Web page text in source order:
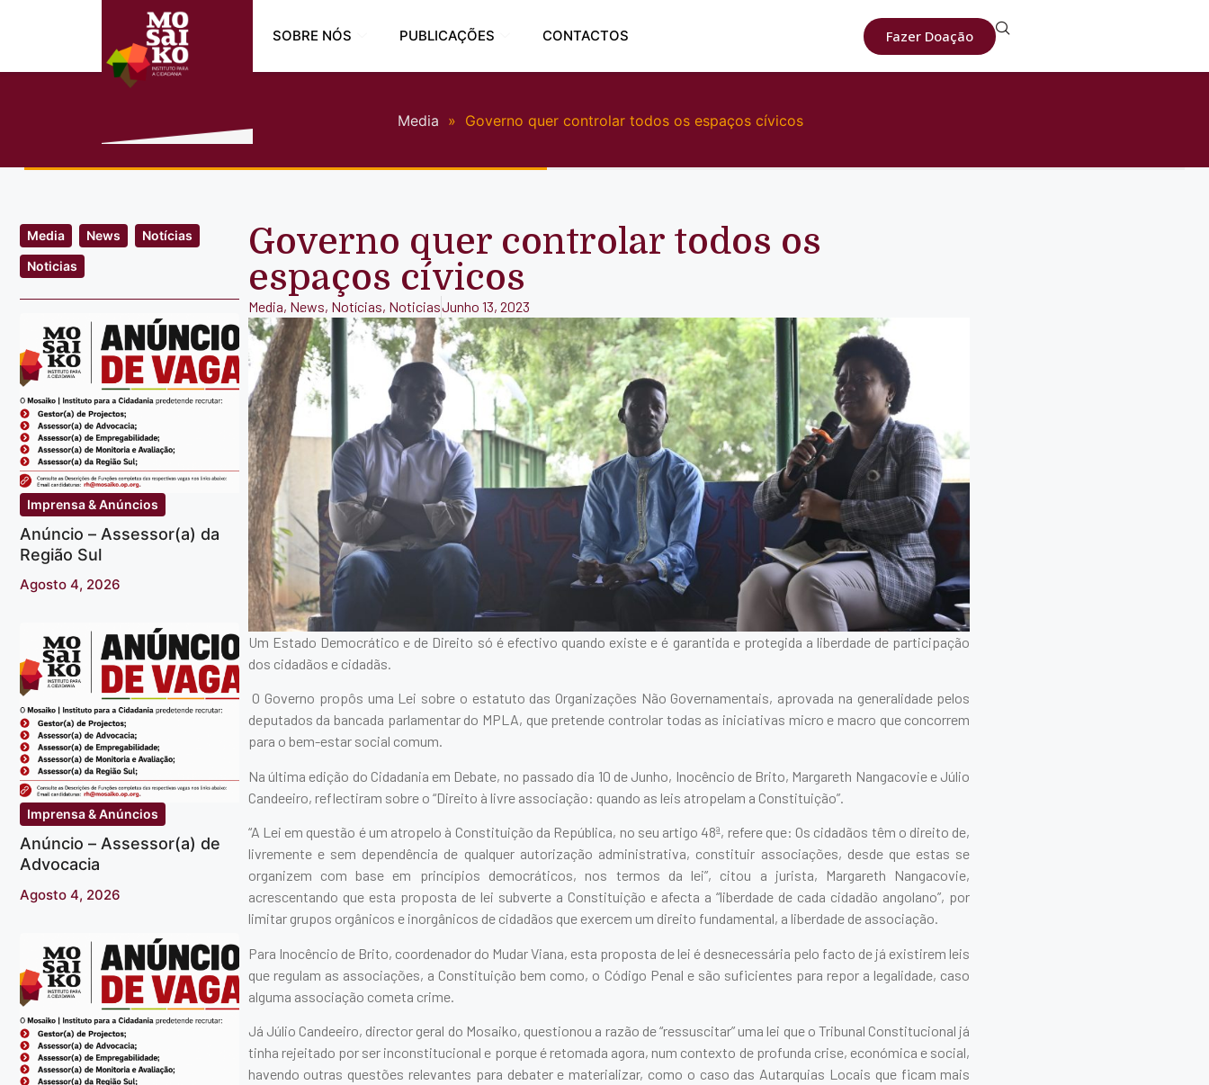
SOBRE NÓS PUBLICAÇÕES CONTACTOS Fazer Doação
Media » Governo quer controlar todos os espaços cívicos
Media News
Notícias
Noticias
Imprensa & Anúncios
Anúncio – Assessor(a) da
Região Sul
Agosto 4, 2026
Imprensa & Anúncios
Anúncio – Assessor(a) de
Advocacia
Agosto 4, 2026
Governo quer controlar todos os
espaços cívicos
Media, News, Notícias, NoticiasJunho 13, 2023
Um Estado Democrático e de Direito só é efectivo quando existe e é garantida e protegida a liberdade de participação
dos cidadãos e cidadãs.
O Governo propôs uma Lei sobre o estatuto das Organizações Não Governamentais, aprovada na generalidade pelos
deputados da bancada parlamentar do MPLA, que pretende controlar todas as iniciativas micro e macro que concorrem
para o bem-estar social comum.
Na última edição do Cidadania em Debate, no passado dia 10 de Junho, Inocêncio de Brito, Margareth Nangacovie e Júlio
Candeeiro, reflectiram sobre o “Direito à livre associação: quando as leis atropelam a Constituição”.
“A Lei em questão é um atropelo à Constituição da República, no seu artigo 48ª, refere que: Os cidadãos têm o direito de,
livremente e sem dependência de qualquer autorização administrativa, constituir associações, desde que estas se
organizem com base em princípios democráticos, nos termos da lei”, citou a jurista, Margareth Nangacovie,
acrescentando que esta proposta de lei subverte a Constituição e afecta a “liberdade de cada cidadão angolano”, por
limitar grupos orgânicos e inorgânicos de cidadãos que exercem um direito fundamental, a liberdade de associação.
Para Inocêncio de Brito, coordenador do Mudar Viana, esta proposta de lei é desnecessária pelo facto de já existirem leis
que regulam as associações, a Constituição bem como, o Código Penal e são suficientes para repor a legalidade, caso
alguma associação cometa crime.
Já Júlio Candeeiro, director geral do Mosaiko, questionou a razão de “ressuscitar” uma lei que o Tribunal Constitucional já
tinha rejeitado por ser inconstitucional e porque é retomada agora, num contexto de profunda crise, económica e social,
havendo outras questões relevantes para debater e materializar, como o caso das Autarquias Locais que ficam mais